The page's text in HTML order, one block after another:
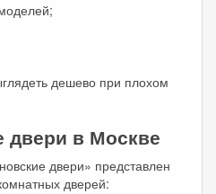
дешево при плохом
двери в Москве
двери» представлен
дверей: